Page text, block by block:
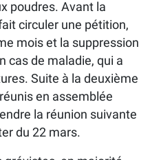
poudres. Avant la
circuler une pétition,
mois et la suppression
cas de maladie, qui a
Suite à la deuxième
en assemblée
la réunion suivante
du 22 mars.